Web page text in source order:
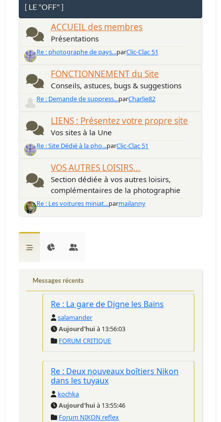
[ LE "OFF" ]
ACCUEIL des membres
Présentations
Re : photographe de pays...parClic-Clac 51
FONCTIONNEMENT du Site
Conseils, astuces, bugs & suggestions
Re : Demande de suppress...parCharlie82
LIENS : Présentez votre propre site
Vos sites à la Une
Re : Site Dédié à la pho...parClic-Clac 51
VOS AUTRES LOISIRS...
Section dédiée à vos autres loisirs,
complémentaires de la photographie
Re : Les voitures miniat...parmailanny
Messages récents
Re : La gare de Digne les Bains
salamander
Aujourd'hui à 13:56:03
FORUM CRITIQUE
Re : Deux nouveaux boîtiers Nikon
dans les tuyaux
kochka
Aujourd'hui à 13:55:46
Forum NIKON reflex